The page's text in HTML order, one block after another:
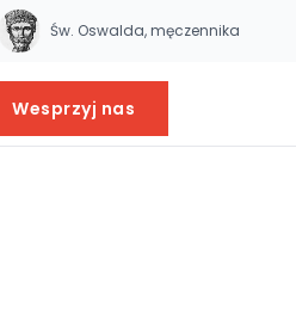
Św. Oswalda, męczennika
Wesprzyj nas